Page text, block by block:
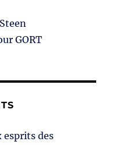
GORT
esprits des